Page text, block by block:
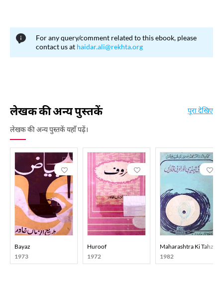
For any query/comment related to this ebook, please
contact us at haidar.ali@rekhta.org
लेखक की अन्य पुस्तकें
लेखक की अन्य पुस्तकें यहाँ पढ़ें।
पूरा देखिए
Bayaz
1973
Huroof
1972
Maharashtra Ki Tahzibi
1982